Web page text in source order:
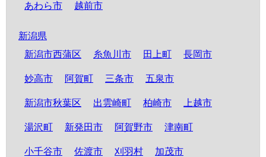
あわら市 越前市
新潟県
新潟市西蒲区
糸魚川市 田上町 長岡市
妙高市 阿賀町 三条市 五泉市
新潟市秋葉区 出雲崎町 柏崎市 上越市
湯沢町 新発田市 阿賀野市 津南町
小千谷市 佐渡市 刈羽村 加茂市